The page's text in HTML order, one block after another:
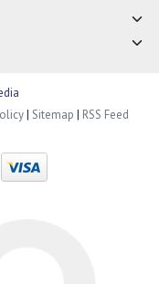
| Sitemap | RSS Feed